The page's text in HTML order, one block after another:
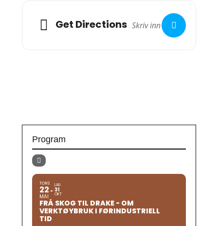
Get Directions
Program
TORS
22
MAI
LAU
31
OKT
FRÅ SKOG TIL DRAKE - OM
VERKTØYBRUK I FØRINDUSTRIELL
TID